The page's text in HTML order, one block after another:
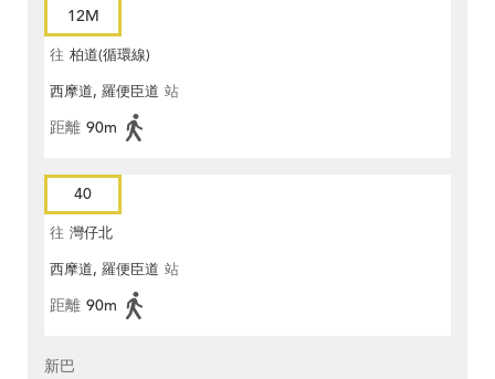
12M
往 柏道(循環線)
西摩道, 羅便臣道 站
距離 90m
40
往 灣仔北
西摩道, 羅便臣道 站
距離 90m
新巴